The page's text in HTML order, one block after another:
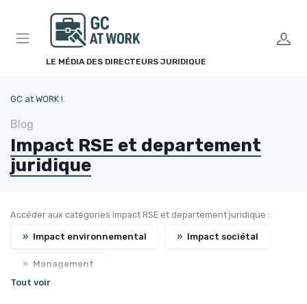
LE MÉDIA DES DIRECTEURS JURIDIQUE
GC at WORK !
Blog
Impact RSE et departement
juridique
Accéder aux catégories Impact RSE et departement juridique :
» Impact environnemental » Impact sociétal
» Management
Tout voir